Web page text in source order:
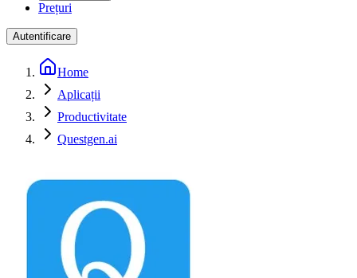
Prețuri
Autentificare
Home
Aplicații
Productivitate
Questgen.ai